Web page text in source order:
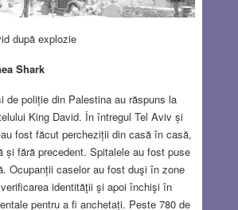
după explozie
Shark
de poliție din Palestina au răspuns la
King David. În întregul Tel Aviv și
fost făcut percheziții din casă în casă,
și fără precedent. Spitalele au fost puse
Ocupanții caselor au fost duşi în zone
identităţii şi apoi închişi în
pentru a fi anchetați. Peste 780 de